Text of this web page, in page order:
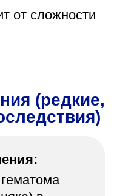
от сложности
(редкие,